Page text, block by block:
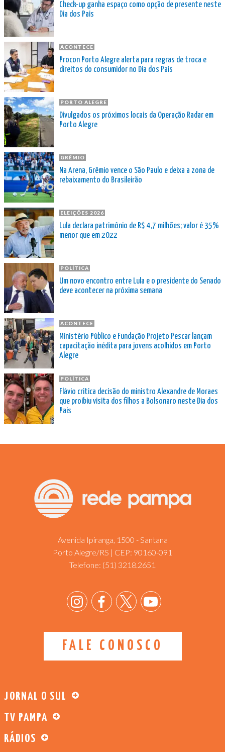
Check-up ganha espaço como opção de presente neste
Dia dos Pais
ACONTECE
Procon Porto Alegre alerta para regras de troca e
direitos do consumidor no Dia dos Pais
PORTO ALEGRE
Divulgados os próximos locais da Operação Radar em
Porto Alegre
GRÊMIO
Na Arena, Grêmio vence o São Paulo e deixa a zona de
rebaixamento do Brasileirão
ELEIÇÕES 2026
Lula declara patrimônio de R$ 4,7 milhões; valor é 35%
menor que em 2022
POLÍTICA
Um novo encontro entre Lula e o presidente do Senado
deve acontecer na próxima semana
ACONTECE
Ministério Público e Fundação Projeto Pescar lançam
capacitação inédita para jovens acolhidos em Porto
Alegre
POLÍTICA
Flávio critica decisão do ministro Alexandre de Moraes
que proibiu visita dos filhos a Bolsonaro neste Dia dos
Pais
Avenida Ipiranga, 1500 - Santana
Porto Alegre/RS | CEP: 90160-091
Telefone: (51) 3218.2651
FALE CONOSCO
JORNAL O SUL
TV PAMPA
RÁDIOS